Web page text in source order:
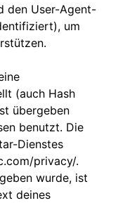
den User-Agent-
um
(auch Hash
übergeben
benutzt. Die
Dienstes
privacy/.
wurde, ist
deines